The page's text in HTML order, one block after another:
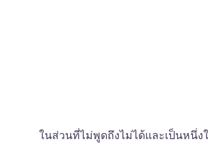
ในส่วนที่ไม่พูดถึงไม่ได้และเป็นหนึ่ง